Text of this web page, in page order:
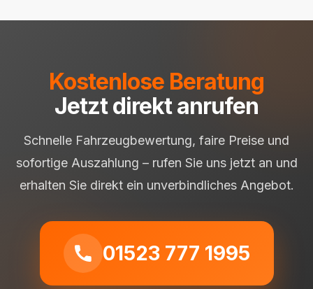
Kostenlose Beratung
Jetzt direkt anrufen
Schnelle Fahrzeugbewertung, faire Preise und
sofortige Auszahlung – rufen Sie uns jetzt an und
erhalten Sie direkt ein unverbindliches Angebot.
01523 777 1995